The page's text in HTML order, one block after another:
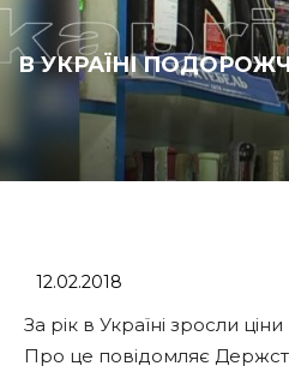
В УКРАЇНІ
12.02.2018
За рік в Україні зросли
Про це повідомляє